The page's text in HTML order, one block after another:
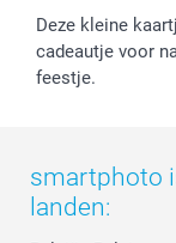
Cookiebeleid
Reviews
smartfriends
Vaderdag
Huwelijk
Deze kleine
cadeautje voor
feestje.
smartphoto
landen: